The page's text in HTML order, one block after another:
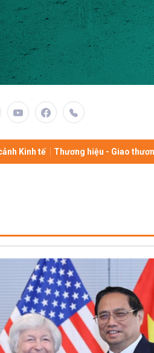
Kinh tế Thương hiệu - Giao